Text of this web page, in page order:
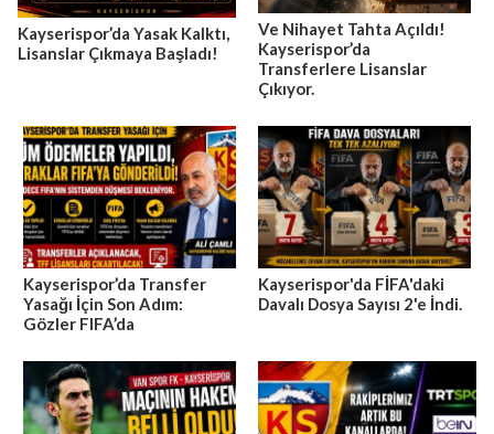
Kayserispor’da Yasak Kalktı,
Lisanslar Çıkmaya Başladı!
Ve Nihayet Tahta Açıldı!
Kayserispor’da
Transferlere Lisanslar
Çıkıyor.
Kayserispor’da Transfer
Yasağı İçin Son Adım:
Gözler FIFA’da
Kayserispor'da FİFA'daki
Davalı Dosya Sayısı 2'e İndi.